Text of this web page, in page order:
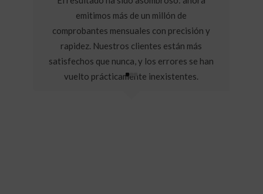
emitimos más de un millón de
comprobantes mensuales con precisión y
rapidez. Nuestros clientes están más
satisfechos que nunca, y los errores se han
vuelto prácticamente inexistentes.